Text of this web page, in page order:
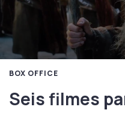
BOX OFFICE
Seis filmes